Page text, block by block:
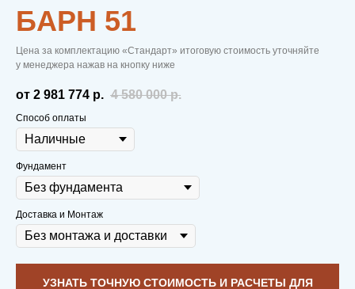
БAРН 51
Цена за комплектацию «Стандарт» итоговую стоимость уточняйте
у менеджера нажав на кнопку ниже
от 2 981 774 р. 4 580 000 р.
Способ оплаты
Фундамент
Доставка и Монтаж
УЗНАТЬ ТОЧНУЮ СТОИМОСТЬ И РАСЧЕТЫ ДЛЯ